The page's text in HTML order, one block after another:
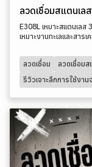
ลวดเชื่อมสแตนเล
E308L เหมาะสแตนเล
เหมาะงานทะเลและสาร
ลวดเชื่อม ลวดเชื่อมส
รีวิวเจาะลึกการใช้งาน